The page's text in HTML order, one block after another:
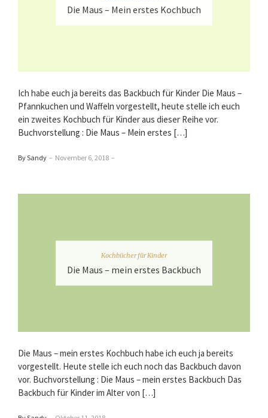
Die Maus – Mein erstes Kochbuch
Ich habe euch ja bereits das Backbuch für Kinder Die Maus –
Pfannkuchen und Waffeln vorgestellt, heute stelle ich euch
ein zweites Kochbuch für Kinder aus dieser Reihe vor.
Buchvorstellung : Die Maus – Mein erstes […]
By Sandy – November 6, 2018 –
Kochbücher für Kinder
Die Maus – mein erstes Backbuch
Die Maus – mein erstes Kochbuch habe ich euch ja bereits
vorgestellt. Heute stelle ich euch noch das Backbuch davon
vor. Buchvorstellung : Die Maus – mein erstes Backbuch Das
Backbuch für Kinder im Alter von […]